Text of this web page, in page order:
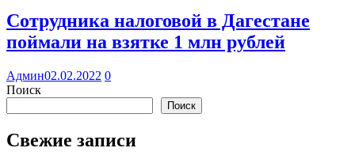
Сотрудника налоговой в Дагестане
поймали на взятке 1 млн рублей
Админ02.02.2022 0
Поиск
Поиск
Свежие записи